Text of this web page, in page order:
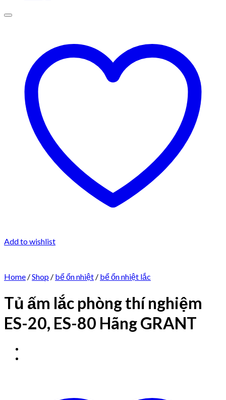
Add to wishlist
Home /Shop / bể ổn nhiệt / bể ổn nhiệt lắc
Tủ ấm lắc phòng thí nghiệm
ES-20, ES-80 Hãng GRANT